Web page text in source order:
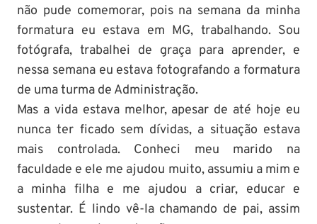
não pude comemorar, pois na semana da minha
formatura eu estava em MG, trabalhando. Sou
fotógrafa, trabalhei de graça para aprender, e
nessa semana eu estava fotografando a formatura
de uma turma de Administração.
Mas a vida estava melhor, apesar de até hoje eu
nunca ter ficado sem dívidas, a situação estava
mais controlada. Conheci meu marido na
faculdade e ele me ajudou muito, assumiu a mim e
a minha filha e me ajudou a criar, educar e
sustentar. É lindo vê-la chamando de pai, assim